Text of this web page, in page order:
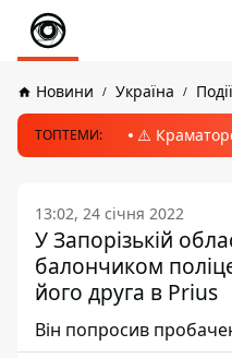
Новини Україна Події
ТОПТЕМИ: ⚠️
13:02, 24 січня 2022
У Запорізькій
балончиком
його друга в Prius
Він попросив